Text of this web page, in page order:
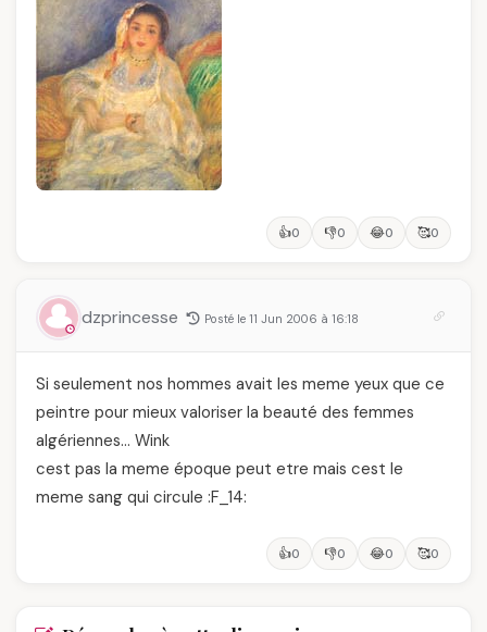
👍0 👎0 😂0 🥰0
dzprincesse Posté le 11 Jun 2006 à 16:18
Si seulement nos hommes avait les meme yeux que ce
peintre pour mieux valoriser la beauté des femmes
algériennes… Wink
cest pas la meme époque peut etre mais cest le
meme sang qui circule :F_14:
👍0 👎0 😂0 🥰0